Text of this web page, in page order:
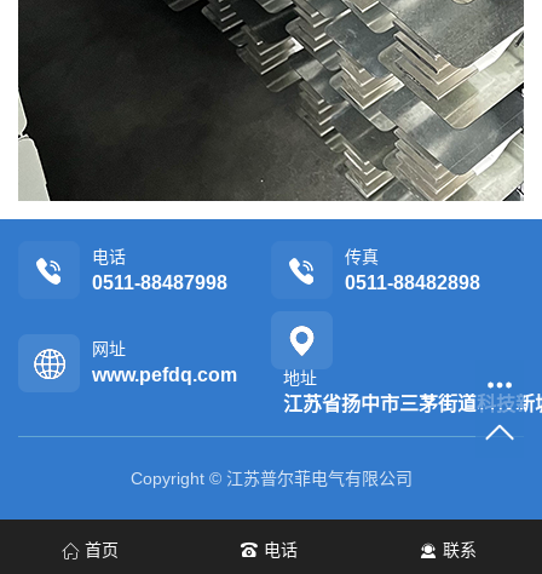
电话
0511-88487998
传真
0511-88482898
网址
www.pefdq.com 地址
江苏省扬中市三茅街道科技新
Copyright © 江苏普尔菲电气有限公司
首页 电话 联系